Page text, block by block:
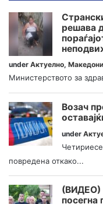
решава
under Актуелно,
Министерството за
Возач
under
повредена откако...
(ВИДЕО)
посегна